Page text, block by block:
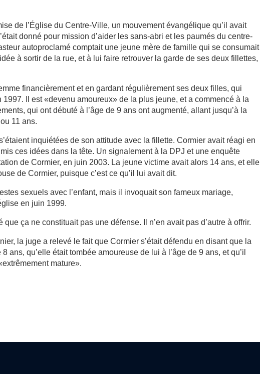
de l’Église du Centre-Ville, un mouvement évangélique qu’il avait
donné pour mission d’aider les sans-abri et les paumés du centre-
autoproclamé comptait une jeune mère de famille qui se consumait
à sortir de la rue, et à lui faire retrouver la garde de ses deux fillettes,
financièrement et en gardant régulièrement ses deux filles, qui
Il est «devenu amoureux» de la plus jeune, et a commencé à la
qui ont débuté à l’âge de 9 ans ont augmenté, allant jusqu’à la
11 ans.
inquiétées de son attitude avec la fillette. Cormier avait réagi en
ces idées dans la tête. Un signalement à la DPJ et une enquête
de Cormier, en juin 2003. La jeune victime avait alors 14 ans, et elle
de Cormier, puisque c’est ce qu’il lui avait dit.
sexuels avec l’enfant, mais il invoquait son fameux mariage,
en juin 1999.
ça ne constituait pas une défense. Il n’en avait pas d’autre à offrir.
la juge a relevé le fait que Cormier s’était défendu en disant que la
ans, qu’elle était tombée amoureuse de lui à l’âge de 9 ans, et qu’il
mature».